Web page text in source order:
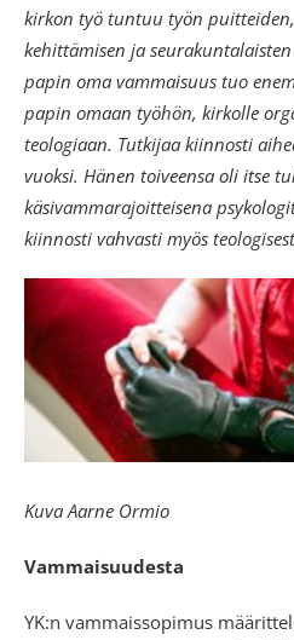
kirkon työ tuntuu työn
kehittämisen ja
papin oma vammaisuus tuo
papin omaan työhön, kirkolle
teologiaan. Tutkijaa kiinnosti
vuoksi. Hänen toiveensa oli itse
käsivammarajoitteisena
kiinnosti vahvasti myös
Kuva Aarne Ormio
Vammaisuudesta
YK:n vammaissopimus